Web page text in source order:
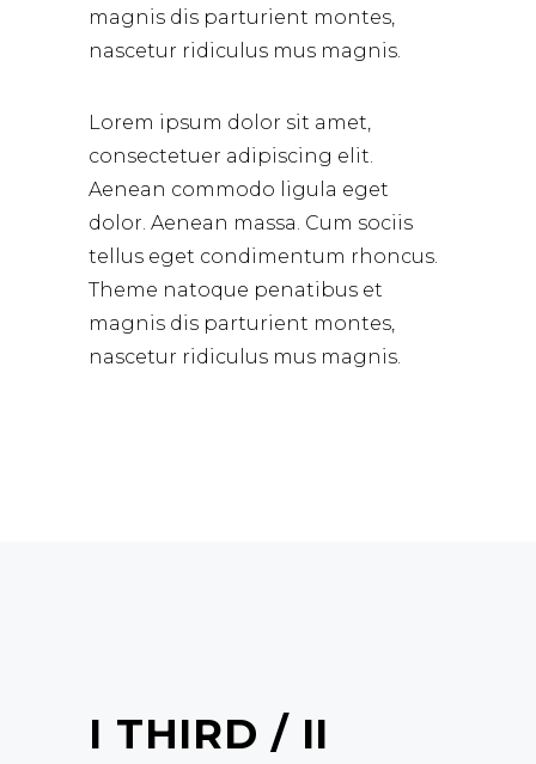
magnis dis parturient montes,
nascetur ridiculus mus magnis.
Lorem ipsum dolor sit amet,
consectetuer adipiscing elit.
Aenean commodo ligula eget
dolor. Aenean massa. Cum sociis
tellus eget condimentum rhoncus.
Theme natoque penatibus et
magnis dis parturient montes,
nascetur ridiculus mus magnis.
I THIRD / II